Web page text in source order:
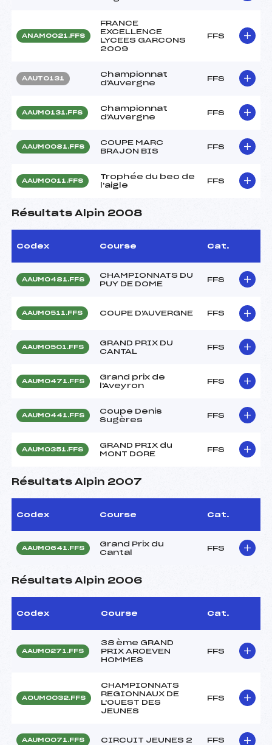
ANAM0021.FFS
FRANCE
EXCELLENCE
LYCEES GARCONS
2009
FFS
AAUT0131
Championnat
d'Auvergne
FFS
AAUM0131.FFS
Championnat
d'Auvergne
FFS
AAUM0081.FFS
COUPE MARC
BRAJON BIS
FFS
AAUM0011.FFS
Trophée du bec de
l'aigle
FFS
Résultats Alpin 2008
Codex Course Cat.
AAUM0481.FFS
CHAMPIONNATS DU
PUY DE DOME
FFS
AAUM0511.FFS COUPE D'AUVERGNE FFS
AAUM0501.FFS
GRAND PRIX DU
CANTAL
FFS
AAUM0471.FFS
Grand prix de
l'Aveyron
FFS
AAUM0441.FFS
Coupe Denis
Sugères
FFS
AAUM0351.FFS
GRAND PRIX du
MONT DORE
FFS
Résultats Alpin 2007
Codex Course Cat.
AAUM0641.FFS
Grand Prix du
Cantal
FFS
Résultats Alpin 2006
Codex Course Cat.
AAUM0271.FFS
38 ème GRAND
PRIX AROEVEN
HOMMES
FFS
AOUM0032.FFS
CHAMPIONNATS
REGIONNAUX DE
L'OUEST DES
JEUNES
FFS
AAUM0071.FFS CIRCUIT JEUNES 2 FFS